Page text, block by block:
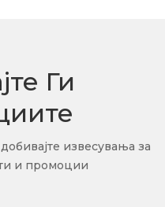
Ги
извесувања за
и промоции